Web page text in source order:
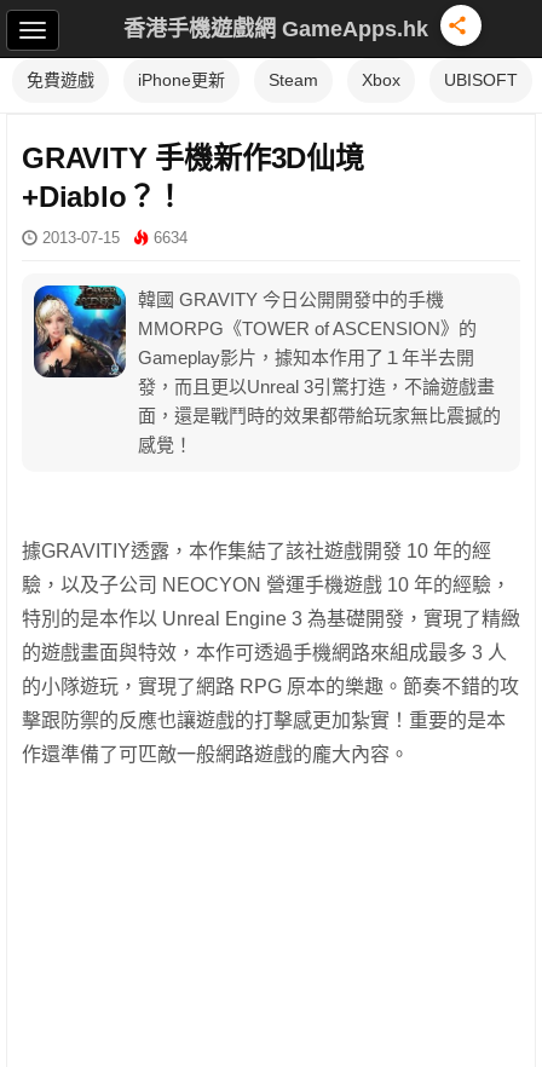
香港手機遊戲網 GameApps.hk
免費遊戲 iPhone更新 Steam Xbox UBISOFT
GRAVITY 手機新作3D仙境
+Diablo？！
2013-07-15 6634
韓國 GRAVITY 今日公開開發中的手機
MMORPG《TOWER of ASCENSION》的
Gameplay影片，據知本作用了１年半去開
發，而且更以Unreal 3引驚打造，不論遊戲畫
面，還是戰鬥時的效果都帶給玩家無比震撼的
感覺！
據GRAVITIY透露，本作集結了該社遊戲開發 10 年的經
驗，以及子公司 NEOCYON 營運手機遊戲 10 年的經驗，
特別的是本作以 Unreal Engine 3 為基礎開發，實現了精緻
的遊戲畫面與特效，本作可透過手機網路來組成最多 3 人
的小隊遊玩，實現了網路 RPG 原本的樂趣。節奏不錯的攻
擊跟防禦的反應也讓遊戲的打擊感更加紮實！重要的是本
作還準備了可匹敵一般網路遊戲的龐大內容。